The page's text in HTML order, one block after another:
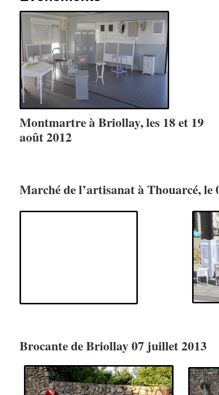
Montmartre à Briollay, les 18 et 19
août 2012
Marché de l’artisanat à Thouarcé, le
Brocante de Briollay 07 juillet 2013